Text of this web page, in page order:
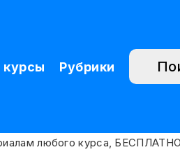
курсы Рубрики